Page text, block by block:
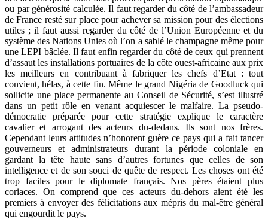
ou par générosité calculée. Il faut regarder du côté de l’ambassadeur
de France resté sur place pour achever sa mission pour des élections
utiles ; il faut aussi regarder du côté de l’Union Européenne et du
système des Nations Unies où l’on a sablé le champagne même pour
une LEPI bâclée. Il faut enfin regarder du côté de ceux qui prennent
d’assaut les installations portuaires de la côte ouest-africaine aux prix
les meilleurs en contribuant à fabriquer les chefs d’Etat : tout
convient, hélas, à cette fin. Même le grand Nigéria de Goodluck qui
sollicite une place permanente au Conseil de Sécurité, s’est illustré
dans un petit rôle en venant acquiescer le malfaire. La pseudo-
démocratie préparée pour cette stratégie explique le caractère
cavalier et arrogant des acteurs du-dedans. Ils sont nos frères.
Cependant leurs attitudes n’honorent guère ce pays qui a fait tancer
gouverneurs et administrateurs durant la période coloniale en
gardant la tête haute sans d’autres fortunes que celles de son
intelligence et de son souci de quête de respect. Les choses ont été
trop faciles pour le diplomate français. Nos pères étaient plus
coriaces. On comprend que ces acteurs du-dehors aient été les
premiers à envoyer des félicitations aux mépris du mal-être général
qui engourdit le pays.